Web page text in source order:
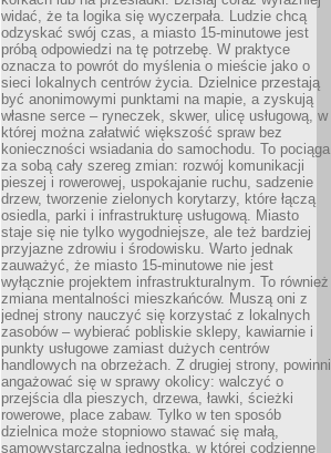
widać, że ta logika się wyczerpała. Ludzie chcą
odzyskać swój czas, a miasto 15-minutowe jest
próbą odpowiedzi na tę potrzebę. W praktyce
oznacza to powrót do myślenia o mieście jako o
sieci lokalnych centrów życia. Dzielnice przestają
być anonimowymi punktami na mapie, a zyskują
własne serce – ryneczek, skwer, ulicę usługową, w
której można załatwić większość spraw bez
konieczności wsiadania do samochodu. To pociąga
za sobą cały szereg zmian: rozwój komunikacji
pieszej i rowerowej, uspokajanie ruchu, sadzenie
drzew, tworzenie zielonych korytarzy, które łączą
osiedla, parki i infrastrukturę usługową. Miasto
staje się nie tylko wygodniejsze, ale też bardziej
przyjazne zdrowiu i środowisku. Warto jednak
zauważyć, że miasto 15-minutowe nie jest
wyłącznie projektem infrastrukturalnym. To również
zmiana mentalności mieszkańców. Muszą oni z
jednej strony nauczyć się korzystać z lokalnych
zasobów – wybierać pobliskie sklepy, kawiarnie i
punkty usługowe zamiast dużych centrów
handlowych na obrzeżach. Z drugiej strony, powinni
angażować się w sprawy okolicy: walczyć o
przejścia dla pieszych, drzewa, ławki, ścieżki
rowerowe, place zabaw. Tylko w ten sposób
dzielnica może stopniowo stawać się małą,
samowystarczalną jednostką, w której codzienne